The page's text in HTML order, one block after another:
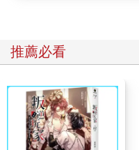
學者尋求推薦和指引，結果
材，但它們若不是很難覓得
的文學之海中。這個計畫有
時候，一場令人受創的總統
案，又重新燃起我將本書編
隨著歲月累積，這本文選集
劇本、短篇小說、推特文、
推薦必看